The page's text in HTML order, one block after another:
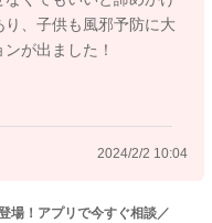
、子供も風邪予防に大
が出ました！
2024/2/2 10:04
場！アプリで今すぐ相談／